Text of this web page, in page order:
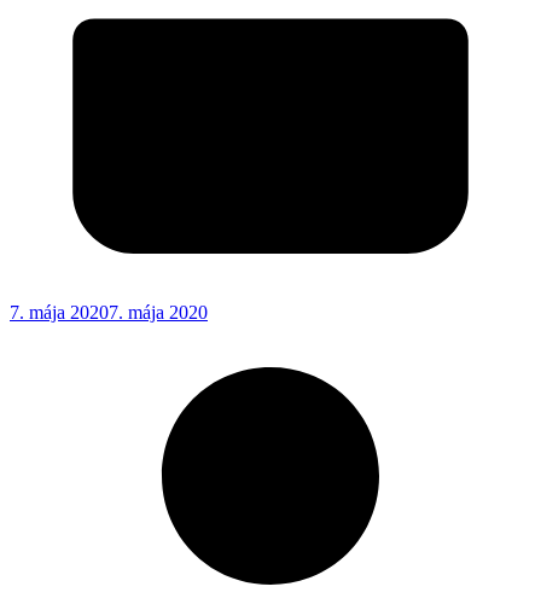
7. mája 20207. mája 2020